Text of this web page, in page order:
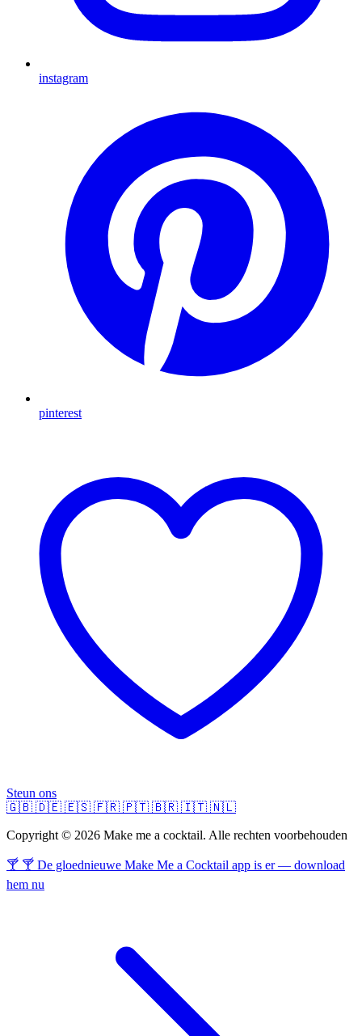
instagram
pinterest
Steun ons
🇬🇧 🇩🇪 🇪🇸 🇫🇷 🇵🇹 🇧🇷 🇮🇹 🇳🇱
Copyright © 2026 Make me a cocktail. Alle rechten voorbehouden
🍸 🍸 De gloednieuwe Make Me a Cocktail app is er — download
hem nu